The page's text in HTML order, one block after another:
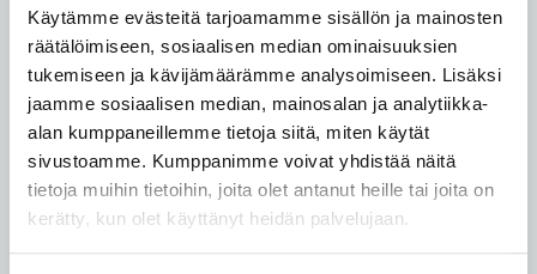
Käytämme evästeitä tarjoamamme sisällön ja mainosten
räätälöimiseen, sosiaalisen median ominaisuuksien
tukemiseen ja kävijämäärämme analysoimiseen. Lisäksi
jaamme sosiaalisen median, mainosalan ja analytiikka-
alan kumppaneillemme tietoja siitä, miten käytät
sivustoamme. Kumppanimme voivat yhdistää näitä
tietoja muihin tietoihin, joita olet antanut heille tai joita on
kerätty, kun olet käyttänyt heidän palvelujaan.
Volvon palautus
Volvo sähköistyy
Yritysasiakkaat
Yksityisasiakkaat
Taksit
Etämyynnin ehdot